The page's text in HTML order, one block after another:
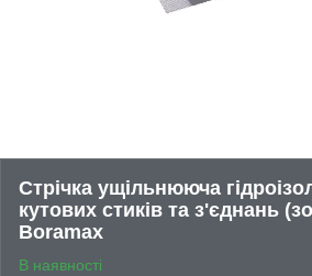
Стрічка ущільнююча
кутових стиків та з'єднань
Boramax
В наявності